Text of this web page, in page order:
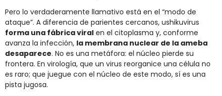
Pero lo verdaderamente llamativo está en el “modo de
ataque”. A diferencia de parientes cercanos, ushikuvirus
forma una fábrica viral en el citoplasma y, conforme
avanza la infección, la membrana nuclear de la ameba
desaparece. No es una metáfora: el núcleo pierde su
frontera. En virología, que un virus reorganice una célula no
es raro; que juegue con el núcleo de este modo, sí es una
pista jugosa.